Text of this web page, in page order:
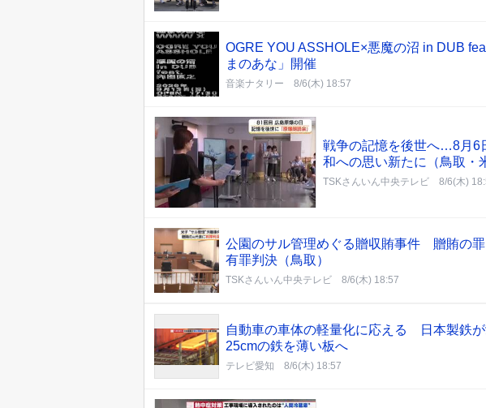
OGRE YOU ASSHOLE×悪魔の沼 in DUB
まのあな」開催
音楽ナタリー 8/6(木) 18:57
戦争の記憶を後世へ…8月
和への思い新たに（鳥取・
TSKさんいん中央テレビ 8/6(木)
公園のサル管理めぐる贈収賄事件 贈賄の
有罪判決（鳥取）
TSKさんいん中央テレビ 8/6(木) 18:57
自動車の車体の軽量化に応える 日本製鉄
25cmの鉄を薄い板へ
テレビ愛知 8/6(木) 18:57